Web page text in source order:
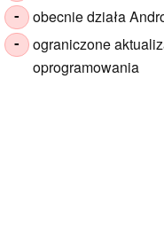
- obecnie działa
-
ograniczone
oprogramowania